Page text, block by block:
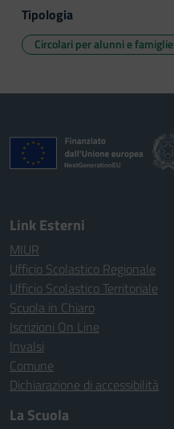
Tipologia
Circolari per alunni e famiglie
Link Esterni
MIUR
Ufficio Scolastico Regionale
Ufficio Scolastico Territoriale
Scuola in Chiaro
Iscrizioni On Line
Invalsi
Comune
Dichiarazione di accessibilità
La Scuola